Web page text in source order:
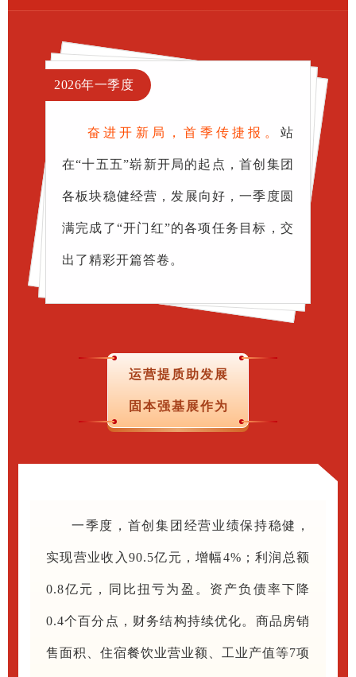
2026年一季度
奋进开新局，首季传捷报。 站
在“十五五”崭新开局的起点，首创集团
各板块稳健经营，发展向好，一季度圆
满完成了“开门红”的各项任务目标，交
出了精彩开篇答卷。
运营提质助发展
固本强基展作为
一季度，首创集团经营业绩保持稳健，
实现营业收入90.5亿元，增幅4%；利润总额
0.8亿元，同比扭亏为盈。资产负债率下降
0.4个百分点，财务结构持续优化。商品房销
售面积、住宿餐饮业营业额、工业产值等7项